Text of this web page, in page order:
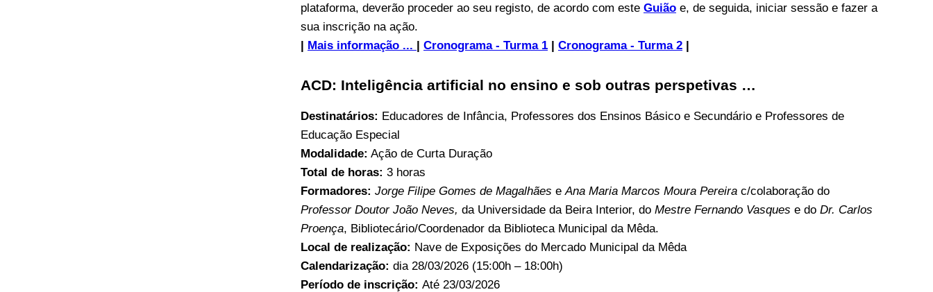
plataforma, deverão proceder ao seu registo, de acordo com este Guião e, de seguida, iniciar sessão e fazer a
sua inscrição na ação.
| Mais informação ... | Cronograma - Turma 1 | Cronograma - Turma 2 |
ACD: Inteligência artificial no ensino e sob outras perspetivas …
Destinatários: Educadores de Infância, Professores dos Ensinos Básico e Secundário e Professores de
Educação Especial
Modalidade: Ação de Curta Duração
Total de horas: 3 horas
Formadores: Jorge Filipe Gomes de Magalhães eAna Maria Marcos Moura Pereira c/colaboração do
Professor Doutor João Neves, da Universidade da Beira Interior, do Mestre Fernando Vasques e do Dr. Carlos
Proença, Bibliotecário/Coordenador da Biblioteca Municipal da Mêda.
Local de realização: Nave de Exposições do Mercado Municipal da Mêda
Calendarização: dia 28/03/2026 (15:00h – 18:00h)
Período de inscrição: Até 23/03/2026